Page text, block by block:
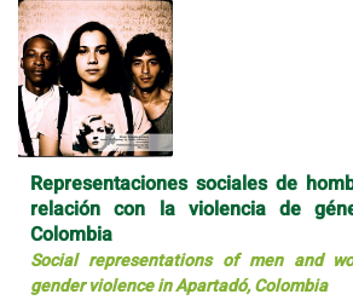
Representaciones sociales de
relación con la violencia de
Colombia
Social representations of men and
gender violence in Apartadó, Colombia